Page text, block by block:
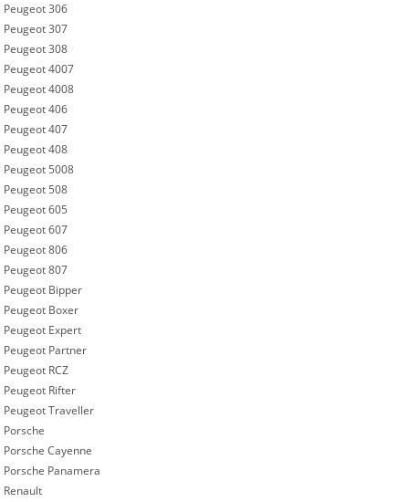
Peugeot 306
Peugeot 307
Peugeot 308
Peugeot 4007
Peugeot 4008
Peugeot 406
Peugeot 407
Peugeot 408
Peugeot 5008
Peugeot 508
Peugeot 605
Peugeot 607
Peugeot 806
Peugeot 807
Peugeot Bipper
Peugeot Boxer
Peugeot Expert
Peugeot Partner
Peugeot RCZ
Peugeot Rifter
Peugeot Traveller
Porsche
Porsche Cayenne
Porsche Panamera
Renault